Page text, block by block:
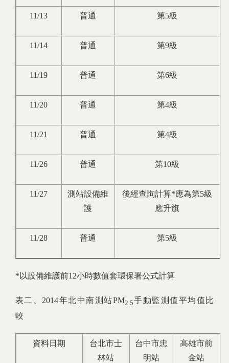
11/13 普通 第5級
11/14 普通 第9級
11/19 普通 第6級
11/20 普通 第4級
11/21 普通 第4級
11/26 普通 第10級
11/27
測站設備維
護
後經查詢計算*應為第5級
應升旗
11/28 普通 第5級
*以設備維護前12小時數值套環保署公式計算
表二、2014年北中南測站PM2.5手動監測值平均值比
較
資料日期
台北市士
林站
台中市忠
明站
高雄市前
金站